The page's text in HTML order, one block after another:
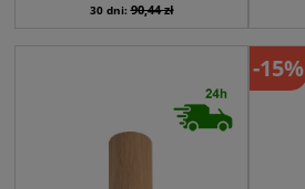
30 dni:90,44 zł
-15%